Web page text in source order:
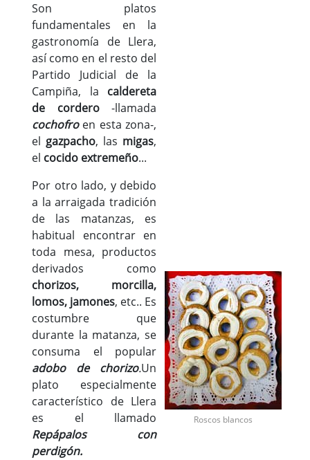
Información General
Historia
Monumentos
Gastronomía
Fiestas
Turismo
Población
Archivo Municipal
Correo-e gratis
Códigos para FACe
Son platos
fundamentales en la
gastronomía de Llera,
así como en el resto del
Partido Judicial de la
Campiña, la caldereta
de cordero-llamada
cochofroen esta zona-,
el gazpacho, las migas,
el cocido extremeño...
Por otro lado, y debido
a la arraigada tradición
de las matanzas, es
habitual encontrar en
toda mesa, productos
derivados como
chorizos, morcilla,
lomos, jamones, etc.. Es
costumbre que
durante la matanza, se
consuma el popular
adobo de chorizo.Un
plato especialmente
característico de Llera
es el llamado
Repápalos con
perdigón.
Roscos blancos